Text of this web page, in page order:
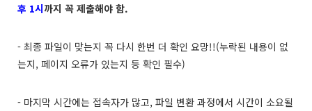
후 1시까지 꼭 제출해야 함.
- 최종 파일이 맞는지 꼭 다시 한번 더 확인 요망!!(누락된 내용이 없
는지, 페이지 오류가 있는지 등 확인 필수)
- 마지막 시간에는 접속자가 많고, 파일 변환 과정에서 시간이 소요될